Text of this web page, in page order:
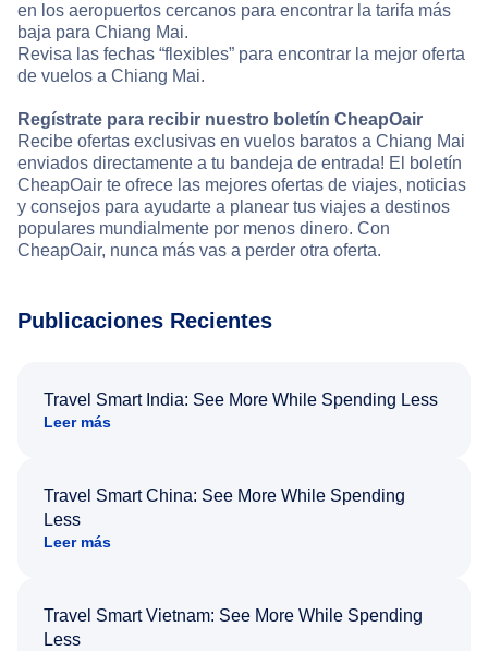
en los aeropuertos cercanos para encontrar la tarifa más
baja para Chiang Mai.
Revisa las fechas “flexibles” para encontrar la mejor oferta
de vuelos a Chiang Mai.
Regístrate para recibir nuestro boletín CheapOair
Recibe ofertas exclusivas en vuelos baratos a Chiang Mai
enviados directamente a tu bandeja de entrada! El boletín
CheapOair te ofrece las mejores ofertas de viajes, noticias
y consejos para ayudarte a planear tus viajes a destinos
populares mundialmente por menos dinero. Con
CheapOair, nunca más vas a perder otra oferta.
Publicaciones Recientes
Travel Smart India: See More While Spending Less
Leer más
Travel Smart China: See More While Spending
Less
Leer más
Travel Smart Vietnam: See More While Spending
Less